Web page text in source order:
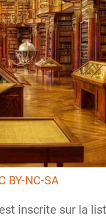
BY-NC-SA
inscrite sur la